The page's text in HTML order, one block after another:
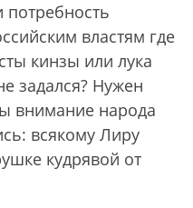
властям где
кинзы или лука
задался? Нужен
внимание народа
всякому Лиру
кудрявой от